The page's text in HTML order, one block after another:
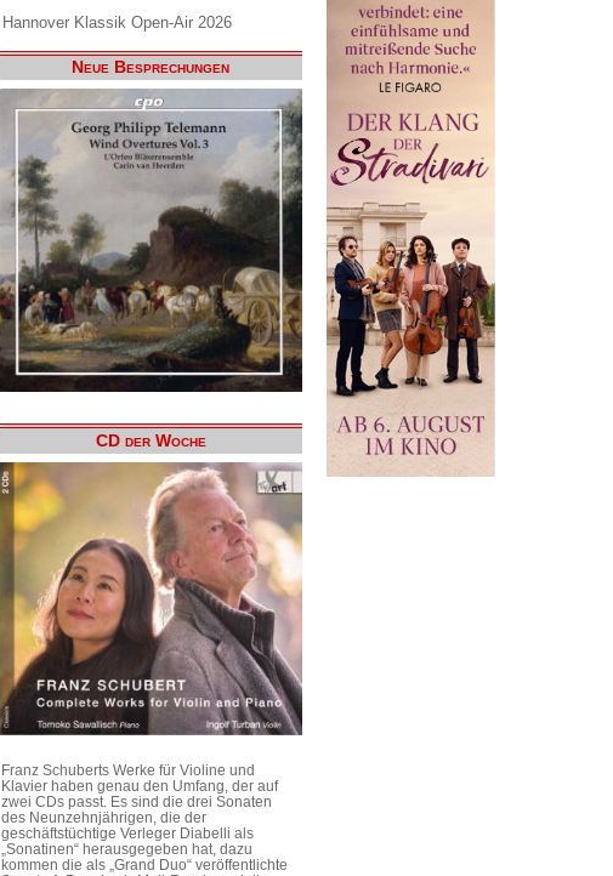
Hannover Klassik Open-Air 2026
Neue Besprechungen
CD der Woche
Franz Schuberts Werke für Violine und
Klavier haben genau den Umfang, der auf
zwei CDs passt. Es sind die drei Sonaten
des Neunzehnjährigen, die der
geschäftstüchtige Verleger Diabelli als
„Sonatinen“ herausgegeben hat, dazu
kommen die als „Grand Duo“ veröffentlichte